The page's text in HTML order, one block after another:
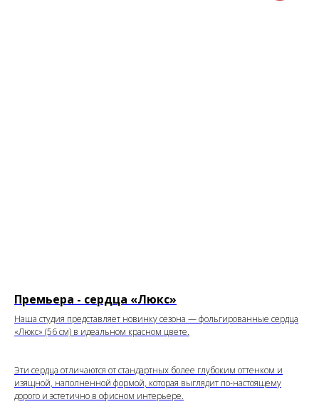
Премьера - сердца «Люкс»
Наша студия представляет новинку сезона — фольгированные сердца
«Люкс» (56 см) в идеальном красном цвете.
Эти сердца отличаются от стандартных более глубоким оттенком и
изящной, наполненной формой, которая выглядит по-настоящему
дорого и эстетично в офисном интерьере.